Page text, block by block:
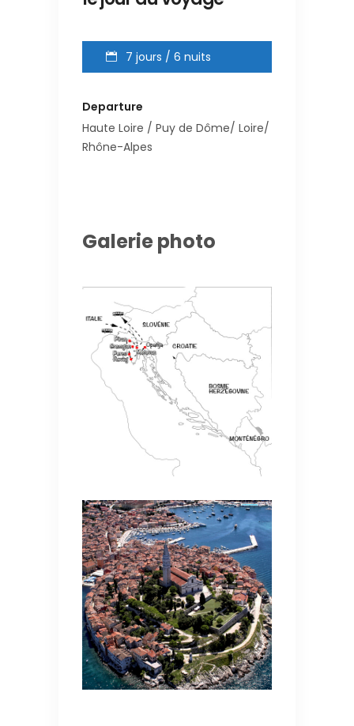
7 jours / 6 nuits
Departure
Haute Loire / Puy de Dôme/ Loire/
Rhône-Alpes
Galerie photo